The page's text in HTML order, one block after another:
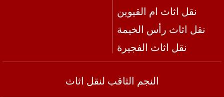
نقل اثاث ام القيوين
نقل اثاث رأس الخيمة
نقل اثاث الفجيرة
النجم الثاقب لنقل اثاث